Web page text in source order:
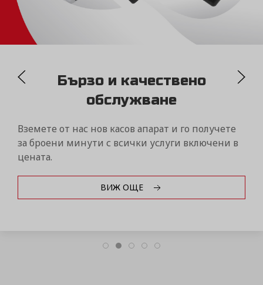
MYDAISY
Контролирайте бизнеса си само от един
устройства Дейзи от всяка точка на света!